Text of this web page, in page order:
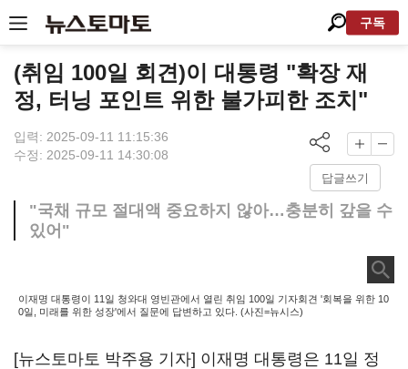
구독
(취임 100일 회견)이 대통령 "확장 재
정, 터닝 포인트 위한 불가피한 조치"
입력: 2025-09-11 11:15:36
수정: 2025-09-11 14:30:08
답글쓰기
"국채 규모 절대액 중요하지 않아…충분히 갚을 수
있어"
이재명 대통령이 11일 청와대 영빈관에서 열린 취임 100일 기자회견 '회복을 위한 10
0일, 미래를 위한 성장'에서 질문에 답변하고 있다. (사진=뉴시스)
[뉴스토마토 박주용 기자] 이재명 대통령은 11일 정